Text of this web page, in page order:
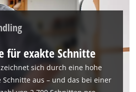
deine Zustimmung, um
für exakte Schnitte
sich durch eine hohe
aus – und das bei einer